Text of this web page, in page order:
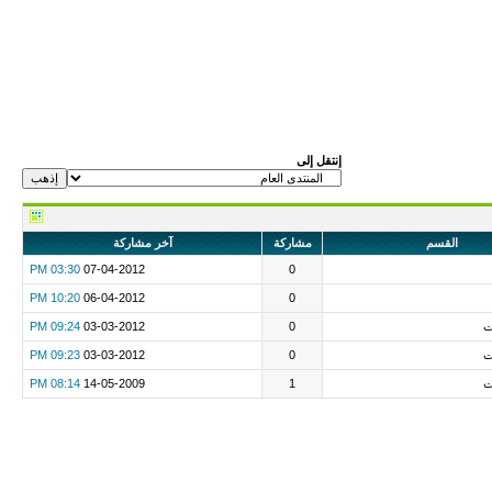
إنتقل إلى
القسم مشاركة
آخر مشاركة
0
07-04-2012
03:30 PM
0
06-04-2012
10:20 PM
0
03-03-2012
09:24 PM
0
03-03-2012
09:23 PM
1
14-05-2009
08:14 PM